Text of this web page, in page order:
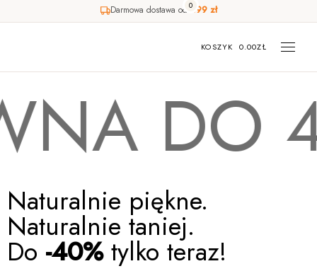
Darmowa dostawa od499 zł
0
KOSZYK 0.00ZŁ
DO
Naturalnie piękne.
Naturalnie taniej.
Do -40%tylko teraz!